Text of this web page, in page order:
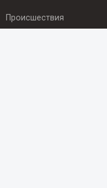
Происшествия